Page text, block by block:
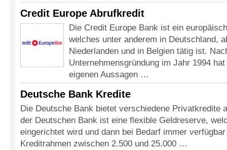
Credit Europe Abrufkredit
Die Credit Europe Bank ist ein
welches unter anderem in Deutschland,
Niederlanden und in Belgien tätig ist.
Unternehmensgründung im Jahr 1994
eigenen Aussagen …
Deutsche Bank Kredite
Die Deutsche Bank bietet verschiedene Privatkredite
der Deutschen Bank ist eine flexible Geldreserve,
eingerichtet wird und dann bei Bedarf immer
Kreditrahmen zwischen 2.500 und 25.000 …